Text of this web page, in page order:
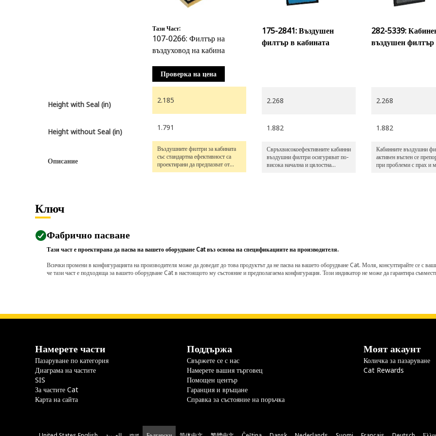
Height with Seal (in)
Height without Seal (in)
Описание
Тази Част:
107-0266: Филтър на
въздуховод на кабина
Проверка на цена
2.185
1.791
Въздушните филтри за кабината
със стандартна ефективност са
проектирани да предпазват от
мръсотия, сажди, пясък и други
175-2841: Въздушен
филтър в кабината
2.268
1.882
Свръхвисокоефективните кабинни
въздушни филтри осигуряват по-
висока начална и цялостна
282-5339:
въздушен филтър
2.268
1.882
Кабинните въздушни
активен въглен се
при проблеми с прах и
Ключ
Фабрично пасване
Тази част е проектирана да пасва на вашето оборудване Cat въз основа на спецификациите на производителя.
Всички промени в конфигурацията на производителя може да доведат до това продуктът да не пасва на вашето оборудване Cat. Моля, консултирайте се с
че тази част е подходяща за вашето оборудване Cat в настоящото му състояние и предполагаема конфигурация. Този индикатор не може да гарантира
Намерете части
Пазаруване по категория
Диаграма на частите
SIS
За частите Cat
Карта на сайта
Поддържа
Свържете се с нас
Намерете вашия търговец
Помощен център
Гаранция и връщане
Справка за състояние на поръчка
Моят акаунт
Количка за пазаруване
Cat Rewards